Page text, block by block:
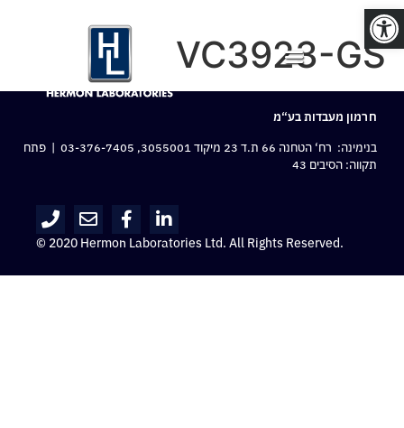
פתח סרגל נגישות
VC3923-GS
חרמון מעבדות בע“מ
בנימינה: רח‘ הטחנה 66 ת.ד 23 מיקוד 3055001,
03-376-7405 | פתח
תקווה: הסיבים 43
© 2020 Hermon Laboratories Ltd. All Rights Reserved.